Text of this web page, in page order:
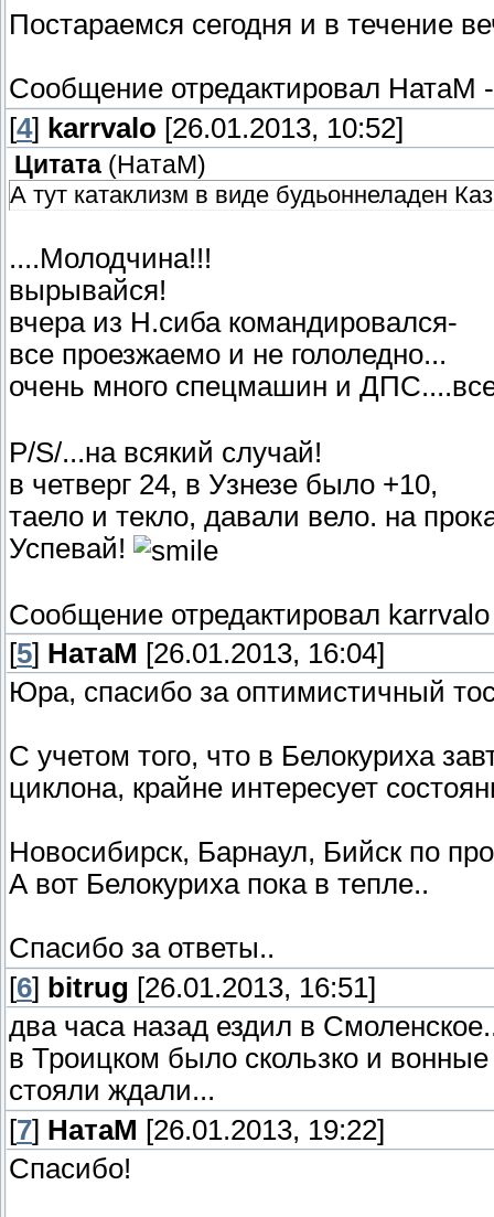
Постараемся сегодня и в течение
Сообщение отредактировал НатаМ
[4] karrvalo [26.01.2013, 10:52]
Цитата ( НатаМ)
А тут катаклизм в виде будьоннеладен
....Молодчина!!!
вырывайся!
вчера из Н.сиба командировался-
все проезжаемо и не гололедно...
очень много спецмашин и
P/S/...на всякий случай!
в четверг 24, в Узнезе было +10,
таело и текло, давали вело. на
Успевай!
Сообщение отредактировал karrvalo
[5] НатаМ [26.01.2013, 16:04]
Юра, спасибо за оптимистичный
С учетом того, что в Белокуриха
циклона, крайне интересует
Новосибирск, Барнаул, Бийск по
А вот Белокуриха пока в тепле..
Спасибо за ответы..
[6] bitrug [26.01.2013, 16:51]
два часа назад ездил в
в Троицком было скользко и
стояли ждали...
[7] НатаМ [26.01.2013, 19:22]
Спасибо!